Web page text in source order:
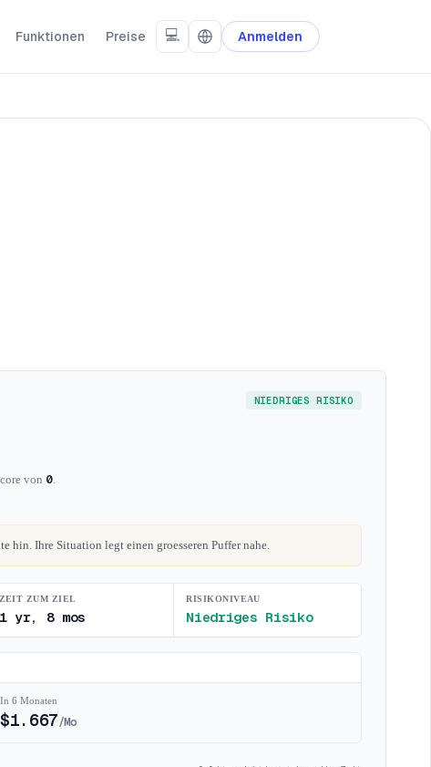
Funktionen Preise 💻 Anmelden
NIEDRIGES RISIKO
von 0.
hin. Ihre Situation legt einen groesseren Puffer nahe.
ZEIT ZUM ZIEL
1 yr, 8 mos
RISIKONIVEAU
Niedriges Risiko
In 6 Monaten
$1.667/Mo